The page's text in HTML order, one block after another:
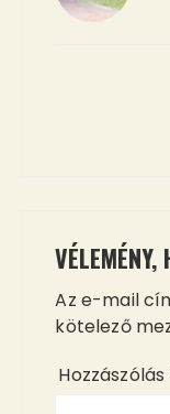
VÉLEMÉNY,
Az e-mail
kötelező
Hozzászólás